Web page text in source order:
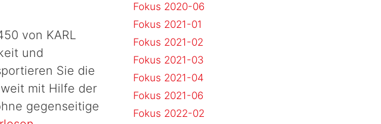
von KARL
und
Sie die
mit Hilfe der
gegenseitige
Fokus 2020-06
Fokus 2021-01
Fokus 2021-02
Fokus 2021-03
Fokus 2021-04
Fokus 2021-06
Fokus 2022-02